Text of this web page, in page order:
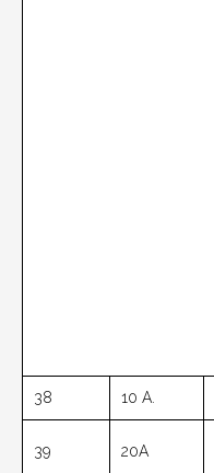
38 10 A.
39 20A